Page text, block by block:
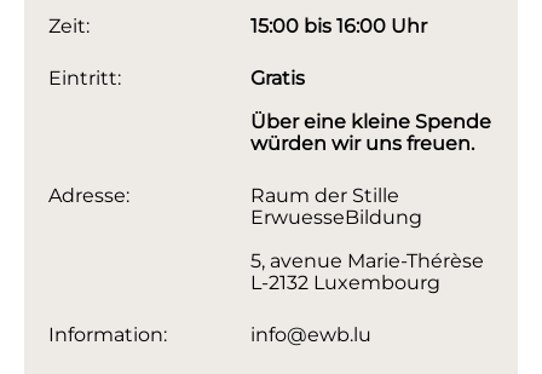
Zeit: 15:00 bis 16:00 Uhr
Eintritt:
Gratis
Über eine kleine Spende
würden wir uns freuen.
Adresse:
Raum der Stille
ErwuesseBildung
5, avenue Marie-Thérèse
L-2132 Luxembourg
Information: info@ewb.lu